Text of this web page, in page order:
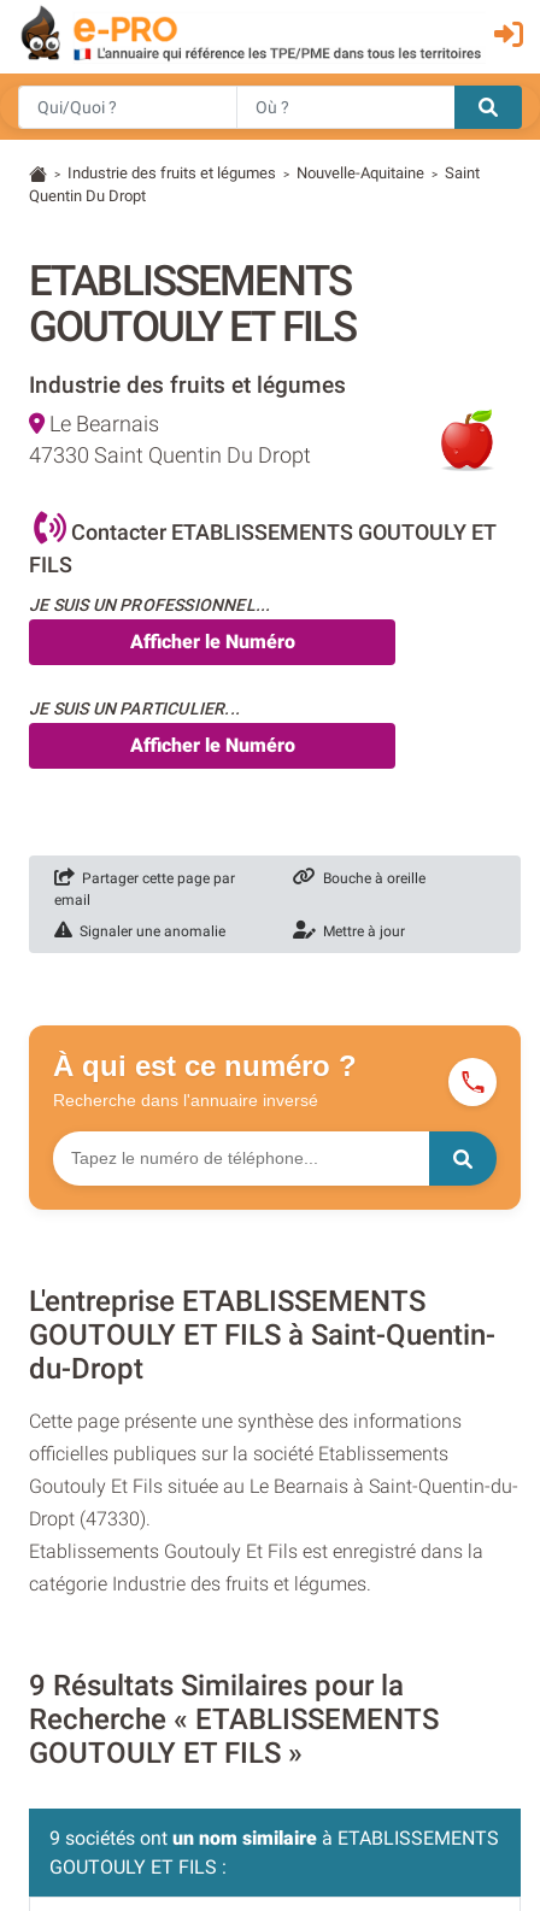
> Industrie des fruits et légumes > Nouvelle-Aquitaine > Saint
Quentin Du Dropt
ETABLISSEMENTS
GOUTOULY ET FILS
Industrie des fruits et légumes
Le Bearnais
47330 Saint Quentin Du Dropt
Contacter ETABLISSEMENTS GOUTOULY ET
FILS
JE SUIS UN PROFESSIONNEL...
Afficher le Numéro
JE SUIS UN PARTICULIER...
Afficher le Numéro
Partager cette page par
email
Bouche à oreille
Signaler une anomalie Mettre à jour
À qui est ce numéro ?
Recherche dans l'annuaire inversé
L'entreprise ETABLISSEMENTS
GOUTOULY ET FILS à Saint-Quentin-
du-Dropt
Cette page présente une synthèse des informations
officielles publiques sur la société Etablissements
Goutouly Et Fils située au Le Bearnais à Saint-Quentin-du-
Dropt (47330).
Etablissements Goutouly Et Fils est enregistré dans la
catégorie Industrie des fruits et légumes.
9 Résultats Similaires pour la
Recherche « ETABLISSEMENTS
GOUTOULY ET FILS »
9 sociétés ont un nom similaire à ETABLISSEMENTS
GOUTOULY ET FILS :